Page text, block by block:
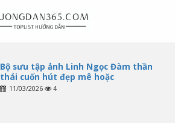
Bộ sưu tập ảnh Linh Ngọc Đàm thần
thái cuốn hút đẹp mê hoặc
11/03/2026 4